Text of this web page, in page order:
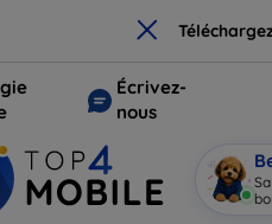
×
Écrivez-
nous